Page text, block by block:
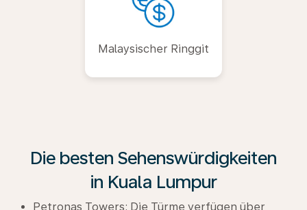
Malaysischer Ringgit
Die besten Sehenswürdigkeiten
in Kuala Lumpur
Petronas Towers: Die Türme verfügen über